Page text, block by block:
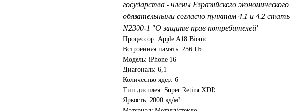
государства - члены Евразийского
обязательными согласно пунктам 4.1 и 4.2
N2300-1 "О защите прав потребителей"
Процессор: Apple A18 Bionic
Встроенная память: 256 ГБ
Модель: iPhone 16
Диагональ: 6,1
Количество ядер: 6
Тип дисплея: Super Retina XDR
Яркость: 2000 кд/м²